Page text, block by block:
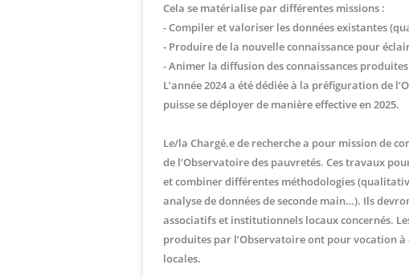
Cela se matérialise par différentes missions :
- Compiler et valoriser les données existantes
- Produire de la nouvelle connaissance pour
- Animer la diffusion des connaissances
L’année 2024 a été dédiée à la préfiguration de
puisse se déployer de manière effective en 2025.
Le/la Chargé.e de recherche a pour mission de
de l’Observatoire des pauvretés. Ces travaux
et combiner différentes méthodologies
analyse de données de seconde main…). Ils
associatifs et institutionnels locaux concernés.
produites par l’Observatoire ont pour vocation
locales.